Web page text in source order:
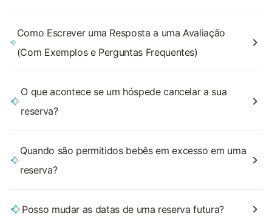
Como Escrever uma Resposta a uma Avaliação
(Com Exemplos e Perguntas Frequentes)
O que acontece se um hóspede cancelar a sua
reserva?
Quando são permitidos bebês em excesso em uma
reserva?
Posso mudar as datas de uma reserva futura?